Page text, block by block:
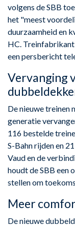
volgens de SBB
het "meest
duurzaamheid en
HC.
een persbericht
Vervanging
De nieuwe treinen
generatie
116 bestelde
S-Bahn rijden en
Vaud en de
houdt de SBB een
stellen om
Meer
De nieuwe